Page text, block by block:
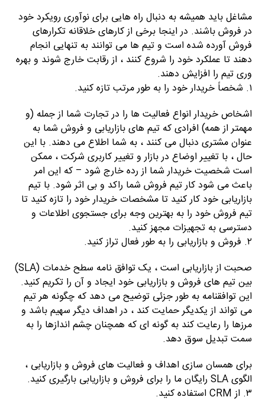
مشاغل باید همیشه به دنبال راه هایی برای نوآوری رویکرد خود
در فروش باشند. در اینجا برخی از کارهای خلاقانه تکرارهای
فروش آورده شده است و تیم ها می توانند به تنهایی انجام
دهند تا عملکرد خود را شروع کنند ، از رقابت خارج شوند و بهره
وری تیم را افزایش دهند.
۱. شخصاً خریدار خود را به طور مرتب تازه کنید.
اشخاص خریدار انواع فعالیت ها را در تجارت شما از جمله (و
مهمتر از همه) افرادی که تیم های بازاریابی و فروش شما به
عنوان مشتری دنبال می کنند ، به شما اطلاع می دهند. با این
حال ، با تغییر اوضاع در بازار و تغییر کاربری شرکت ، ممکن
است شخصیت خریدار شما از رده خارج شود – که این امر
باعث می شود کار تیم فروش شما راکد و بی اثر شود. با تیم
بازاریابی خود کار کنید تا مشخصات خریدار خود را تازه کنید تا
تیم فروش خود را به بهترین وجه برای جستجوی اطلاعات و
دسترسی به تجهیزات مجهز کنید.
۲. فروش و بازاریابی را به طور فعال تراز کنید.
صحبت از بازاریابی است ، یک توافق نامه سطح خدمات (SLA)
بین تیم های فروش و بازاریابی خود ایجاد و آن را تکریم کنید.
این توافقنامه به طور جزئی توضیح می دهد که چگونه هر تیم
می تواند از یکدیگر حمایت کند ، در اهداف دیگر سهیم باشد و
مرزها را رعایت کند به گونه ای که همچنان چشم اندازها را به
سمت تبدیل سوق دهد.
برای همسان سازی اهداف و فعالیت های فروش و بازاریابی ،
الگوی SLA رایگان ما را برای فروش و بازاریابی بارگیری کنید.
۳. از CRM استفاده کنید.